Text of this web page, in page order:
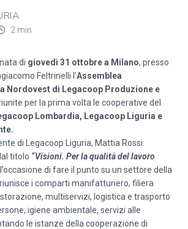
2 min
di giovedì 31 ottobre a Milano, presso
Feltrinelli l’Assemblea
Nordovest di Legacoop Produzione e
per la prima volta le cooperative del
Lombardia, Legacoop Liguria e
di Legacoop Liguria, Mattia Rossi.
titolo “Visioni. Per la qualità del lavoro
di fare il punto su un settore della
i comparti manifatturiero, filiera
multiservizi, logistica e trasporto
igiene ambientale, servizi alle
le istanze della cooperazione di